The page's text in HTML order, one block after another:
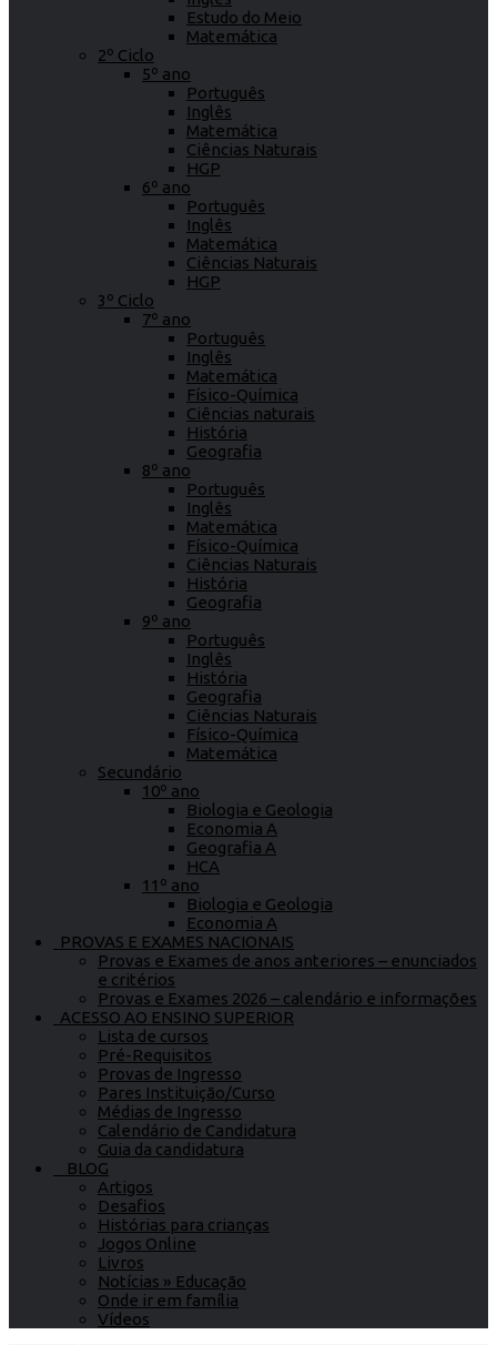
Estudo do Meio
Matemática
2º Ciclo
5º ano
Português
Inglês
Matemática
Ciências Naturais
HGP
6º ano
Português
Inglês
Matemática
Ciências Naturais
HGP
3º Ciclo
7º ano
Português
Inglês
Matemática
Físico-Química
Ciências naturais
História
Geografia
8º ano
Português
Inglês
Matemática
Físico-Química
Ciências Naturais
História
Geografia
9º ano
Português
Inglês
História
Geografia
Ciências Naturais
Físico-Química
Matemática
Secundário
10º ano
Biologia e Geologia
Economia A
Geografia A
HCA
11º ano
Biologia e Geologia
Economia A
PROVAS E EXAMES NACIONAIS
Provas e Exames de anos anteriores – enunciados
e critérios
Provas e Exames 2026 – calendário e informações
ACESSO AO ENSINO SUPERIOR
Lista de cursos
Pré-Requisitos
Provas de Ingresso
Pares Instituição/Curso
Médias de Ingresso
Calendário de Candidatura
Guia da candidatura
BLOG
Artigos
Desafios
Histórias para crianças
Jogos Online
Livros
Notícias » Educação
Onde ir em família
Vídeos